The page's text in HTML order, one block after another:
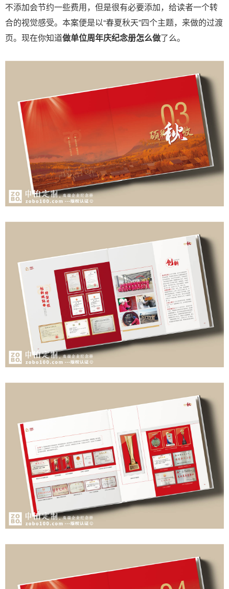
不添加会节约一些费用，但是很有必要添加，给读者一个转
合的视觉感受。本案便是以“春夏秋天”四个主题，来做的过渡
页。现在你知道做单位周年庆纪念册怎么做了么。